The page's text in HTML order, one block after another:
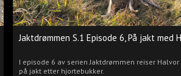
Jaktdrømmen S.1 Episode 6, På jakt med
I episode 6 av serien Jaktdrømmen reiser Halvor
på jakt etter hjortebukker.